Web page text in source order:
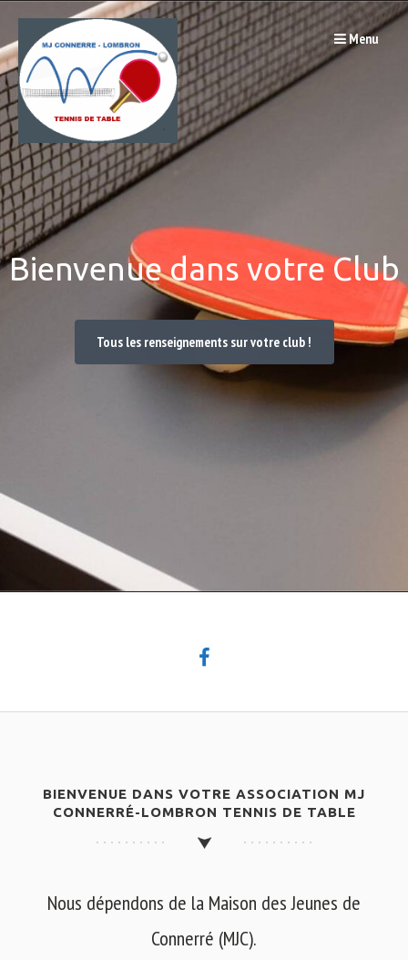
Passer
au
contenu
Menu
Bienvenue dans votre Club
Tous les renseignements sur votre club !
BIENVENUE DANS VOTRE ASSOCIATION MJ
CONNERRÉ-LOMBRON TENNIS DE TABLE
Nous dépendons de la Maison des Jeunes de
Connerré (MJC).